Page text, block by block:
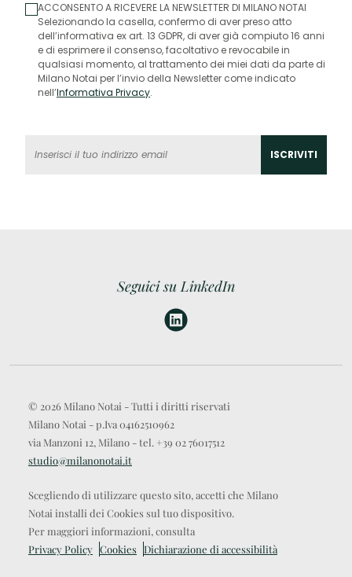
ACCONSENTO A RICEVERE LA NEWSLETTER DI MILANO NOTAI
Selezionando la casella, confermo di aver preso atto
dell’informativa ex art. 13 GDPR, di aver già compiuto 16 anni
e di esprimere il consenso, facoltativo e revocabile in
qualsiasi momento, al trattamento dei miei dati da parte di
Milano Notai per l’invio della Newsletter come indicato
nell’Informativa Privacy.
Seguici su LinkedIn
© 2026 Milano Notai - Tutti i diritti riservati
Milano Notai - p.Iva 04162510962
via Manzoni 12, Milano - tel. +39 02 76017512
studio@milanonotai.it
Scegliendo di utilizzare questo sito, accetti che Milano
Notai installi dei Cookies sul tuo dispositivo.
Per maggiori informazioni, consulta
Privacy Policy Cookies Dichiarazione di accessibilità